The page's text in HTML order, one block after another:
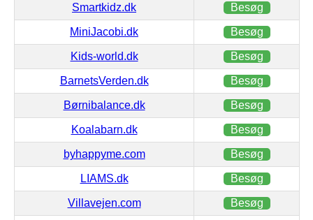
Smartkidz.dk Besøg
MiniJacobi.dk Besøg
Kids-world.dk Besøg
BarnetsVerden.dk Besøg
Børnibalance.dk Besøg
Koalabarn.dk Besøg
byhappyme.com Besøg
LIAMS.dk Besøg
Villavejen.com Besøg